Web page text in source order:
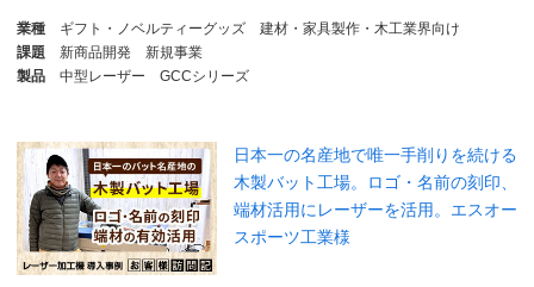
業種 ギフト・ノベルティーグッズ
建材・家具製作・木工業界向け
課題
新商品開発
新規事業
製品
中型レーザー GCCシリーズ
日本一の名産地で唯一手削りを続ける
木製バット工場。ロゴ・名前の刻印、
端材活用にレーザーを活用。エスオー
スポーツ工業様